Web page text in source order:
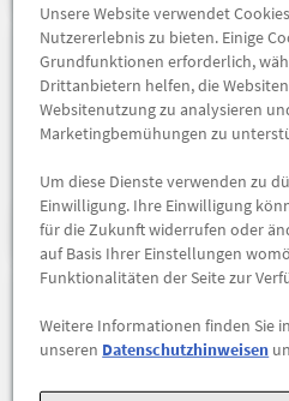
HU/
Unsere Website verwendet
Nutzererlebnis zu bieten. Einige
Grundfunktionen erforderlich,
Drittanbietern helfen, die
Websitenutzung zu analysieren
Marketingbemühungen zu
Um diese Dienste verwenden zu
Einwilligung. Ihre Einwilligung
für die Zukunft widerrufen oder
auf Basis Ihrer Einstellungen
Funktionalitäten der Seite zur
Weitere Informationen finden Sie in
unseren Datenschutzhinweisen